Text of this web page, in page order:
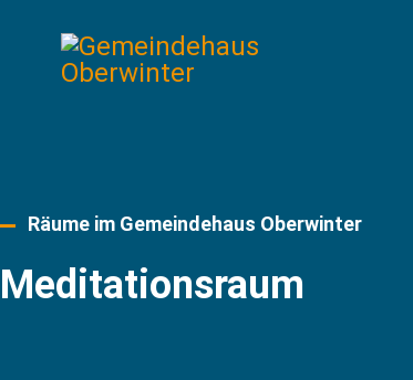
Räume im Gemeindehaus Oberwinter
Meditationsraum